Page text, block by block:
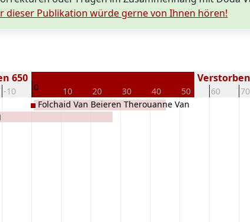
dieser Publikation würde gerne von Ihnen hören!
-10 0 10 20 30 40 50 60 70
650
Folchaid Van Beieren Therouanne Van